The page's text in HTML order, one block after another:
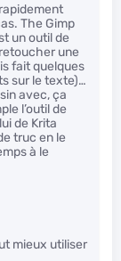
The Gimp
un outil de
une
fait quelques
sur le texte)…
avec, ça
l’outil de
de Krita
truc en le
à le
mieux utiliser